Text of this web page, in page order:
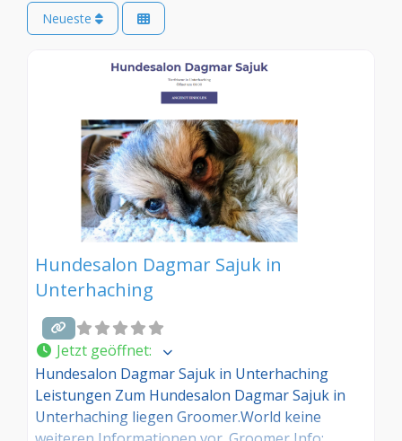
Neueste
Hundesalon Dagmar Sajuk in
Unterhaching
Jetzt geöffnet:
Hundesalon Dagmar Sajuk in Unterhaching
Leistungen Zum Hundesalon Dagmar Sajuk in
Unterhaching liegen Groomer.World keine